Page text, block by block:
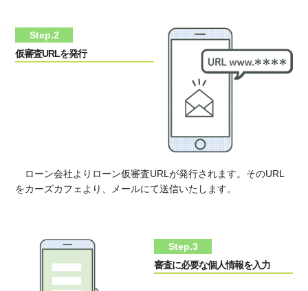
Step.2
仮審査URLを発行
ローン会社よりローン仮審査URLが発行されます。そのURL
をカーズカフェより、メールにて送信いたします。
Step.3
審査に必要な個人情報を入力